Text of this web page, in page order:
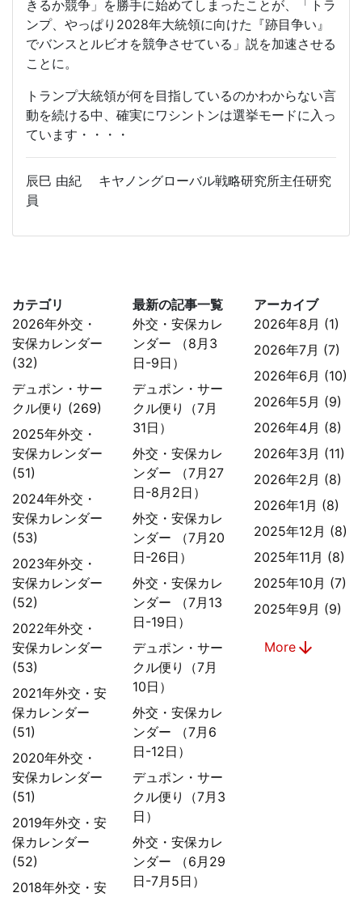
きるか競争」を勝手に始めてしまったことが、「トラ
ンプ、やっぱり2028年大統領に向けた『跡目争い』
でバンスとルビオを競争させている」説を加速させる
ことに。
トランプ大統領が何を目指しているのかわからない言
動を続ける中、確実にワシントンは選挙モードに入っ
ています・・・・
辰巳 由紀 キヤノングローバル戦略研究所主任研究
員
カテゴリ
2026年外交・
安保カレンダー
(32)
デュポン・サー
クル便り (269)
2025年外交・
安保カレンダー
(51)
2024年外交・
安保カレンダー
(53)
2023年外交・
安保カレンダー
(52)
2022年外交・
安保カレンダー
(53)
2021年外交・安
保カレンダー
(51)
2020年外交・
安保カレンダー
(51)
2019年外交・安
保カレンダー
(52)
2018年外交・安
最新の記事一覧
外交・安保カレ
ンダー （8月3
日-9日）
デュポン・サー
クル便り（7月
31日）
外交・安保カレ
ンダー （7月27
日-8月2日）
外交・安保カレ
ンダー （7月20
日-26日）
外交・安保カレ
ンダー （7月13
日-19日）
デュポン・サー
クル便り（7月
10日）
外交・安保カレ
ンダー （7月6
日-12日）
デュポン・サー
クル便り（7月3
日）
外交・安保カレ
ンダー （6月29
日-7月5日）
アーカイブ
2026年8月 (1)
2026年7月 (7)
2026年6月 (10)
2026年5月 (9)
2026年4月 (8)
2026年3月 (11)
2026年2月 (8)
2026年1月 (8)
2025年12月 (8)
2025年11月 (8)
2025年10月 (7)
2025年9月 (9)
Morearrow_downward